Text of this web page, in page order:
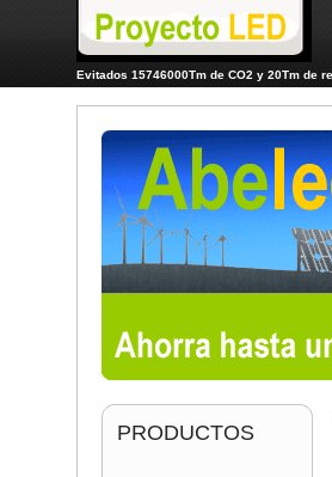
Evitados 15746000Tm de CO2 y 20Tm de
PRODUCTOS